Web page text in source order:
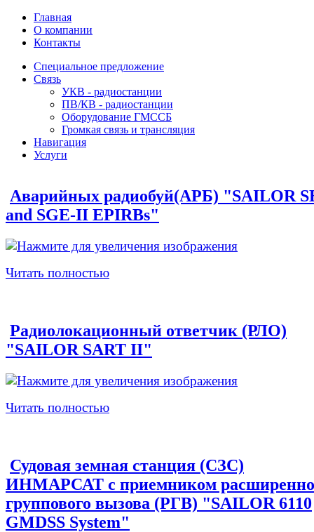
Главная
О компании
Контакты
Специальное предложение
Связь
УКВ - радиостанции
ПВ/КВ - радиостанции
Оборудование ГМССБ
Громкая связь и трансляция
Навигация
Услуги
Аварийных радиобуй(АРБ) "SAILOR
and SGE-II EPIRBs"
Читать полностью
Радиолокационный ответчик (РЛО)
"SAILOR SART II"
Читать полностью
Судовая земная станция (СЗС)
ИНМАРСАТ с приемником
группового вызова (РГВ) "SAILOR 6110
GMDSS System"